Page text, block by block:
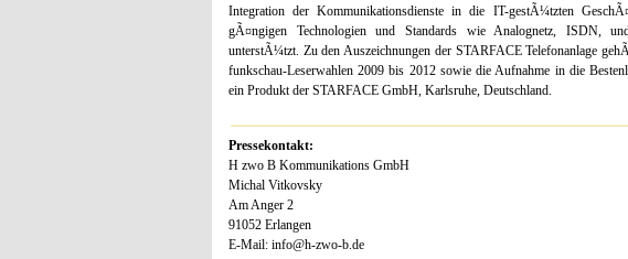
Integration der Kommunikationsdienste in die IT-gestÃ¼tzten
gÃ¤ngigen Technologien und Standards wie Analognetz, ISDN,
unterstÃ¼tzt. Zu den Auszeichnungen der STARFACE Telefonanlage
funkschau-Leserwahlen 2009 bis 2012 sowie die Aufnahme in die
ein Produkt der STARFACE GmbH, Karlsruhe, Deutschland.
Pressekontakt:
H zwo B Kommunikations GmbH
Michal Vitkovsky
Am Anger 2
91052 Erlangen
E-Mail: info@h-zwo-b.de